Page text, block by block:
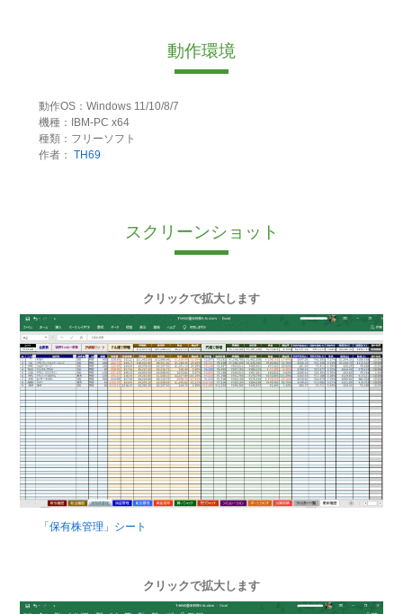
動作環境
動作OS：Windows 11/10/8/7
機種：IBM-PC x64
種類：フリーソフト
作者： TH69
スクリーンショット
クリックで拡大します
「保有株管理」シート
クリックで拡大します